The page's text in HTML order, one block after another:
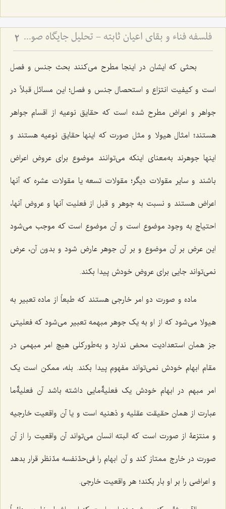
فلسفه فناء و بقای اعیان ثابته - تحلیل جایگاه صورت نوعیه در سیر تکاملی انسان 2
بحثى که ایشان در اینجا مطرح مى‌کنند بحث جنس و فصل
است و کیفیت انتزاع و استحصال جنس و فصل؛ این مسائل قبلاً در
جواهر و اعراض مطرح شده است که حقایق نوعیه از اقسام جواهر
هستند؛ امثال هیولا و مثل صورت که اینها حقایق نوعیه هستند و
اینها جوهرند به‌معناى اینکه مى‌توانند موضوع براى عروض اعراض
باشند و سایر مقولات دیگر؛ مقولات تسعه یا مقولات عشره که آنها
اعراض هستند و نسبت به جوهر و قبل از فعلیت آنها و عروض آنها،
احتیاج به وجود موضوع است و آن موضوع است که موجب مى‌شود
این عرض بر آن موضوع و بر آن جوهر عارض شود و بدون آن، عرض
نمى‌تواند جایى براى عروض خودش پیدا بکند.
ماده و صورت دو امر خارجى هستند که طبعاً از ماده تعبیر به
هیولا مى‌شود که از او به یک جوهر مبهمه تعبیر مى‌شود که فعلیتى
جز همان استعدادیت محض ندارد و به‌طورکلى هیچ امر مبهمى در
مقام ابهام خودش نمى‌تواند مفهوم پیدا بکند. بله، ممکن است یک
امر مبهم در ابهام خودش یک فعلیةٌ‌مایى داشته باشد آن فعلیةٌ‌ما
عبارت از همان حقیقت عقلیه و ذهنیه است و یا آن واقعیت خارجیه
و منتزعۀ از صورت است که البته انسان مى‌تواند آن واقعیت را از آن
صورت در خارج ممتاز کند و آن ابهام را فى‌حدّنفسه مدّنظر قرار بدهد
و اعراضى را بر او بار بکند؛ هر واقعیت خارجی.